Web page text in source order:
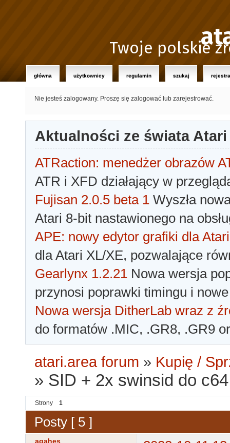
Twoje polskie
główna użytkownicy regulamin szukaj
Nie jesteś zalogowany. Proszę się zalogować lub zarejestrować.
Aktualności ze świata Atari
ATRaction: menedżer obrazów
ATR i XFD działający w
Fujisan 2.0.5 beta 1 Wyszła
Atari 8-bit nastawionego na
APE: nowy edytor grafiki dla Atari
dla Atari XL/XE, pozwalające
Gearlynx 1.2.21 Nowa wersja
przynosi poprawki timingu i
Nowa wersja DitherLab wraz z
do formatów .MIC, .GR8, .GR9
atari.area forum » Kupię /
» SID + 2x swinsid do c64
Strony 1
Posty [ 5 ]
agahes